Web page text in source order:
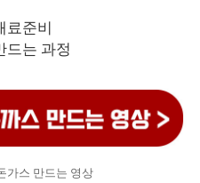
료준비
드는 과정
가스 만드는 영상